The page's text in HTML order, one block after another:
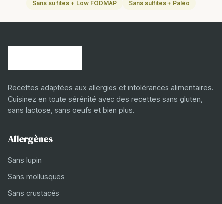
Sans sulfites + Low FODMAP
Sans sulfites + Paléo
Recettes adaptées aux allergies et intolérances alimentaires.
Cuisinez en toute sérénité avec des recettes sans gluten,
sans lactose, sans oeufs et bien plus.
Allergènes
Sans lupin
Sans mollusques
Sans crustacés